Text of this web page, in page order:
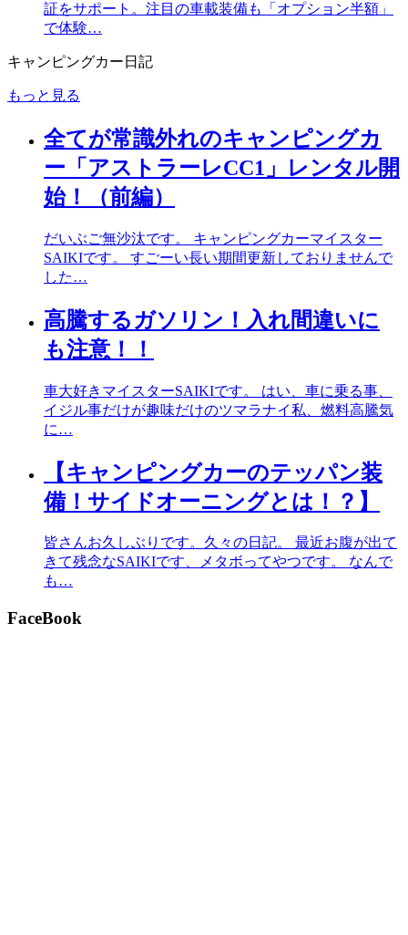
証をサポート。注目の車載装備も「オプション半額」
で体験…
キャンピングカー日記
もっと見る
全てが常識外れのキャンピングカ
ー「アストラーレCC1」レンタル開
始！（前編）
だいぶご無沙汰です。 キャンピングカーマイスター
SAIKIです。 すごーい長い期間更新しておりませんで
した…
高騰するガソリン！入れ間違いに
も注意！！
車大好きマイスターSAIKIです。 はい、車に乗る事、
イジル事だけが趣味だけのツマラナイ私、燃料高騰気
に…
【キャンピングカーのテッパン装
備！サイドオーニングとは！？】
皆さんお久しぶりです。久々の日記。 最近お腹が出て
きて残念なSAIKIです、メタボってやつです。 なんで
も…
FaceBook